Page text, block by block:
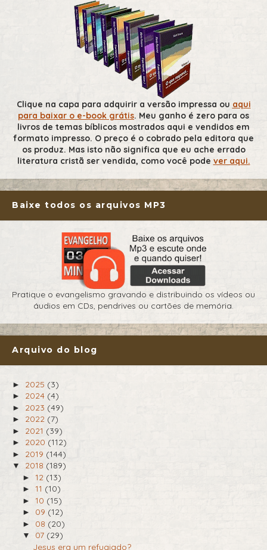
Clique na capa para adquirir a versão impressa ou aqui
para baixar o e-book grátis. Meu ganho é zero para os
livros de temas bíblicos mostrados aqui e vendidos em
formato impresso. O preço é o cobrado pela editora que
os produz. Mas isto não significa que eu ache errado
literatura cristã ser vendida, como você pode ver aqui.
Baixe todos os arquivos MP3
Pratique o evangelismo gravando e distribuindo os vídeos ou
áudios em CDs, pendrives ou cartões de memória.
Arquivo do blog
► 2025 (3)
► 2024 (4)
► 2023 (49)
► 2022 (7)
► 2021 (39)
► 2020 (112)
► 2019 (144)
▼ 2018 (189)
► 12 (13)
► 11 (10)
► 10 (15)
► 09 (12)
► 08 (20)
▼ 07 (29)
Jesus era um refugiado?